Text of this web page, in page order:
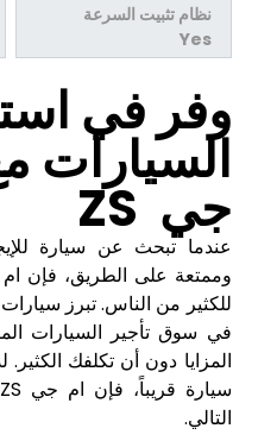
نظام تثبيت السرعة
Yes
وفر في
السيارات
جي ZS
عندما تبحث عن سيارة
للكثير من الناس. تبرز
في سوق تأجير السيارات
المزايا دون أن تكلفك
التالي.